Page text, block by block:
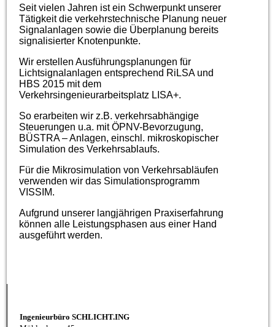
Seit vielen Jahren ist ein Schwerpunkt unserer
Tätigkeit die verkehrstechnische Planung neuer
Signalanlagen sowie die Überplanung bereits
signalisierter Knotenpunkte.
Wir erstellen Ausführungsplanungen für
Lichtsignalanlagen entsprechend RiLSA und
HBS 2015 mit dem
Verkehrsingenieurarbeitsplatz LISA+.
So erarbeiten wir z.B. verkehrsabhängige
Steuerungen u.a. mit ÖPNV-Bevorzugung,
BÜSTRA – Anlagen, einschl. mikroskopischer
Simulation des Verkehrsablaufs.
Für die Mikrosimulation von Verkehrsabläufen
verwenden wir das Simulationsprogramm
VISSIM.
Aufgrund unserer langjährigen Praxiserfahrung
können alle Leistungsphasen aus einer Hand
ausgeführt werden.
Ingenieurbüro SCHLICHT.ING